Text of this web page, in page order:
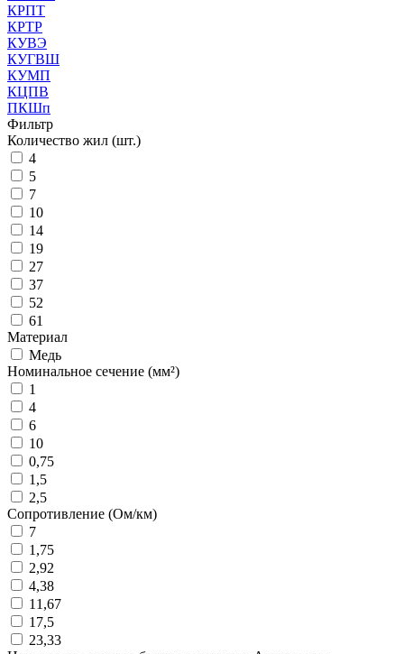
КРПТ
КРТР
КУВЭ
КУГВШ
КУМП
КЦПВ
ПКШп
Фильтр
Количество жил (шт.)
4
5
7
10
14
19
27
37
52
61
Материал
Медь
Номинальное сечение (мм²)
1
4
6
10
0,75
1,5
2,5
Сопротивление (Ом/км)
7
1,75
2,92
4,38
11,67
17,5
23,33